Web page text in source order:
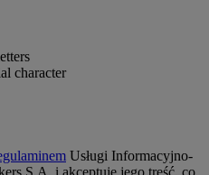
character
Usługi Informacyjno-
S.A. i akceptuję jego treść, co